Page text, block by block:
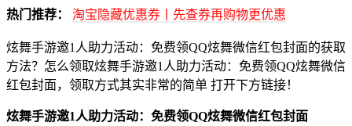
热门推荐： 淘宝隐藏优惠券丨先查券再购物更优惠
炫舞手游邀1人助力活动：免费领QQ炫舞微信红包封面的获取
方法？怎么领取炫舞手游邀1人助力活动：免费领QQ炫舞微信
红包封面，领取方式其实非常的简单 打开下方链接！
炫舞手游邀1人助力活动：免费领QQ炫舞微信红包封面